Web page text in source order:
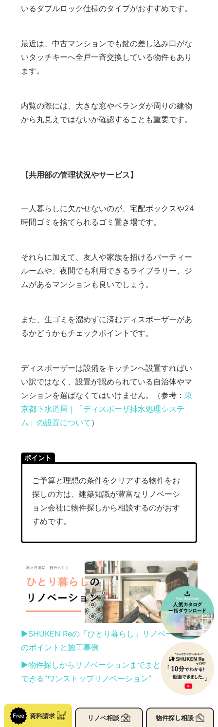
いるダブルロック仕様のタイプがおすすめです。
最近は、中古マンションでも鍵の差し込み口がな
いタッチキーへ全戸一斉交換している物件もあり
ます。
内覧の際には、大きな窓やベランダが周りの建物
から丸見えではないか確認することも重要です。
【共用部の管理状況やサービス】
一人暮らしに欠かせないのが、宅配ボックスや24
時間ゴミを捨てられるゴミ置き場です。
それらに加えて、友人や家族を招けるパーティー
ルームや、夜間でも利用できるライブラリー、ジ
ムがあるマンションも良いでしょう。
また、生ゴミを溜めずに済むディスポーザーがあ
るかどうかもチェックポイントです。
ディスポーザーは設備をキッチンへ設置すればい
い訳ではなく、設置が認められている自治体やマ
ンションを選ばなくてはいけません。（参考： 東
京都下水道局｜「ディスポーザ排水処理システ
ム」の設置について）
ポイント
ご予算と理想の条件をクリアする物件をお
探しの方は、建築知識が豊富なリノベーシ
ョン会社に物件探しから相談するのがおす
すめです。
▶︎SHUKEN Reの「ひとり暮らし」リノベーション
のポイントと施工事例
▶︎物件探しからリノベーションまでまとめて相談
できる“ワンストップリノベーション”
資料請求 リノベ相談 物件探し相談